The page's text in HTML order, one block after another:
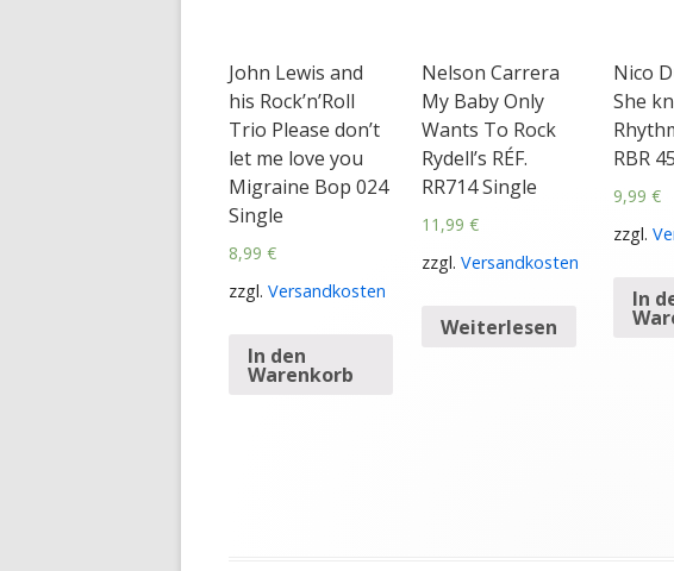
John Lewis and
his Rock’n’Roll
Trio Please don’t
let me love you
Migraine Bop 024
Single
8,99 €
zzgl. Versandkosten
In den
Warenkorb
Nelson Carrera
My Baby Only
Wants To Rock
Rydell’s RÉF.
RR714 Single
11,99 €
zzgl. Versandkosten
Weiterlesen
Nico
She
RBR
9,99€
zzgl.
In